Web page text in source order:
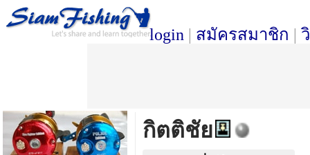
login | สมัครสมาชิก |
กิตติชัย